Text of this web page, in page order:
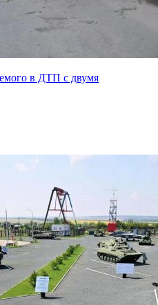
в ДТП с двумя